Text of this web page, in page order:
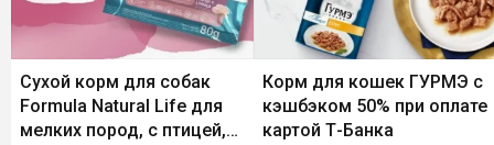
Сухой корм для собак
Formula Natural Life для
мелких пород, с птицей,
Корм для кошек ГУРМЭ с
кэшбэком 50% при оплате
картой Т-Банка